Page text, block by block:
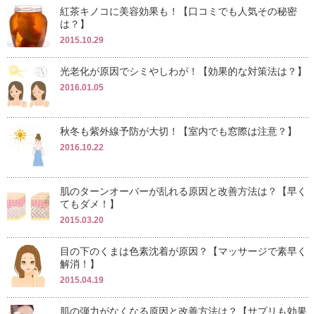
紅茶キノコに美容効果も！【口コミでも人気その秘密
は？】
2015.10.29
光老化が原因でシミやしわが！【効果的な対策法は？】
2016.01.05
秋冬も紫外線予防が大切！【室内でも窓際は注意？】
2016.10.22
肌のターンオーバーが乱れる原因と改善方法は？【早く
てもダメ！】
2015.03.20
目の下のくまは色素沈着が原因？【マッサージで素早く
解消！】
2015.04.19
肌の弾力がなくなる原因と改善方法は？【サプリも効果